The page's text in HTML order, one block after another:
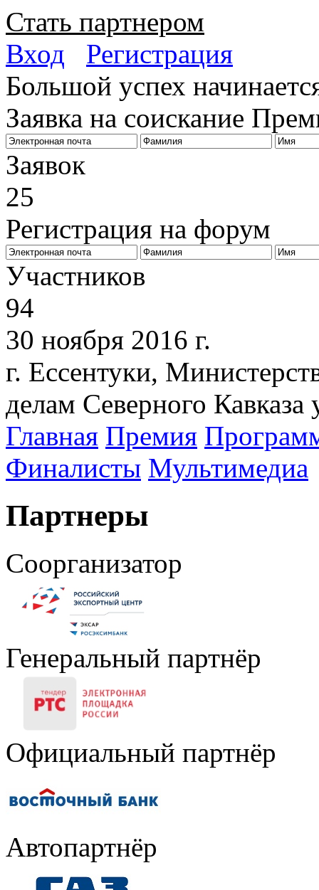
Стать партнером
Вход
Регистрация
Большой успех
Заявка на соискание
Заявок
25
Регистрация на форум
Участников
94
30 ноября 2016 г.
г. Ессентуки,
делам Северного
Главная Премия
Финалисты Мультимедиа
Партнеры
Соорганизатор
Генеральный партнёр
Официальный партнёр
Автопартнёр